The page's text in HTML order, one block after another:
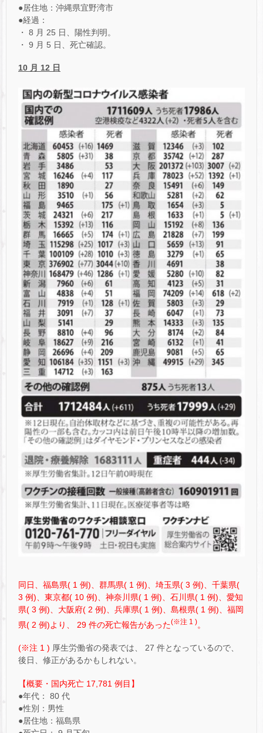
●居住地：沖縄県宜野湾市
●経過：
・ 8 月 25 日、陽性判明。
・ 9 月 5 日、死亡確認。
10 月 12 日
同日、福島県( 1 例)、群馬県( 1 例)、埼玉県( 3 例)、千葉県(
3 例)、東京都( 10 例)、神奈川県( 1 例)、石川県( 1 例)、愛知
県( 3 例)、大阪府( 2 例)、兵庫県( 1 例)、島根県( 1 例)、福岡
県( 2 例)より、 29 件の死亡報告があった(※注 1 )。
(※注 1 ) 厚生労働省の発表では、 27 件となっているので、
後日、修正があるかもしれない。
【概要・国内死亡 17,781 例目】
●年代： 80 代
●性別：男性
●居住地：福島県